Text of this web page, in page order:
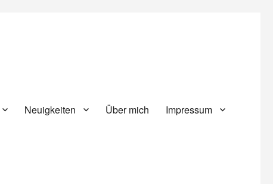
Neuigkeiten Über mich Impressum